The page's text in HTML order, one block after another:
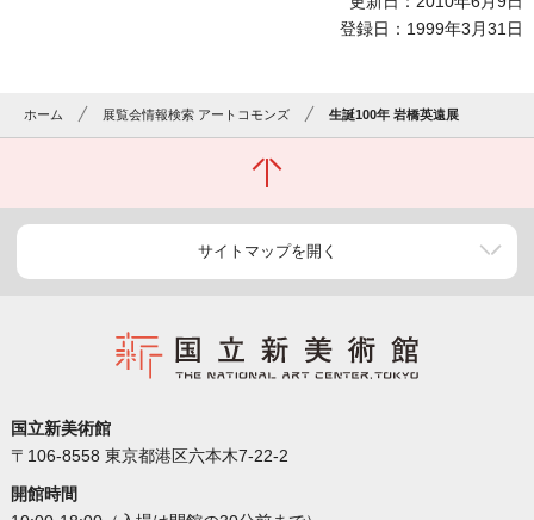
登録日：1999年3月31日
ホーム 展覧会情報検索 アートコモンズ 生誕100年 岩橋英遠展
サイトマップを開く
国立新美術館
〒106-8558 東京都港区六本木7-22-2
開館時間